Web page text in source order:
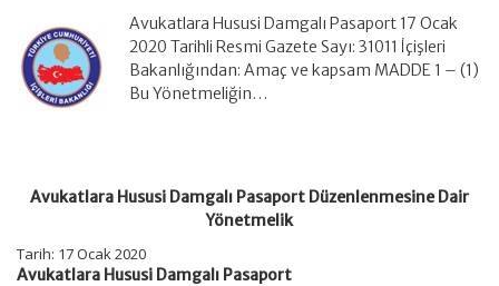
Avukatlara Hususi Damgalı Pasaport 17 Ocak
2020 Tarihli Resmi Gazete Sayı: 31011 İçişleri
Bakanlığından: Amaç ve kapsam MADDE 1 – (1)
Bu Yönetmeliğin…
Avukatlara Hususi Damgalı Pasaport Düzenlenmesine Dair
Yönetmelik
Tarih: 17 Ocak 2020
Avukatlara Hususi Damgalı Pasaport